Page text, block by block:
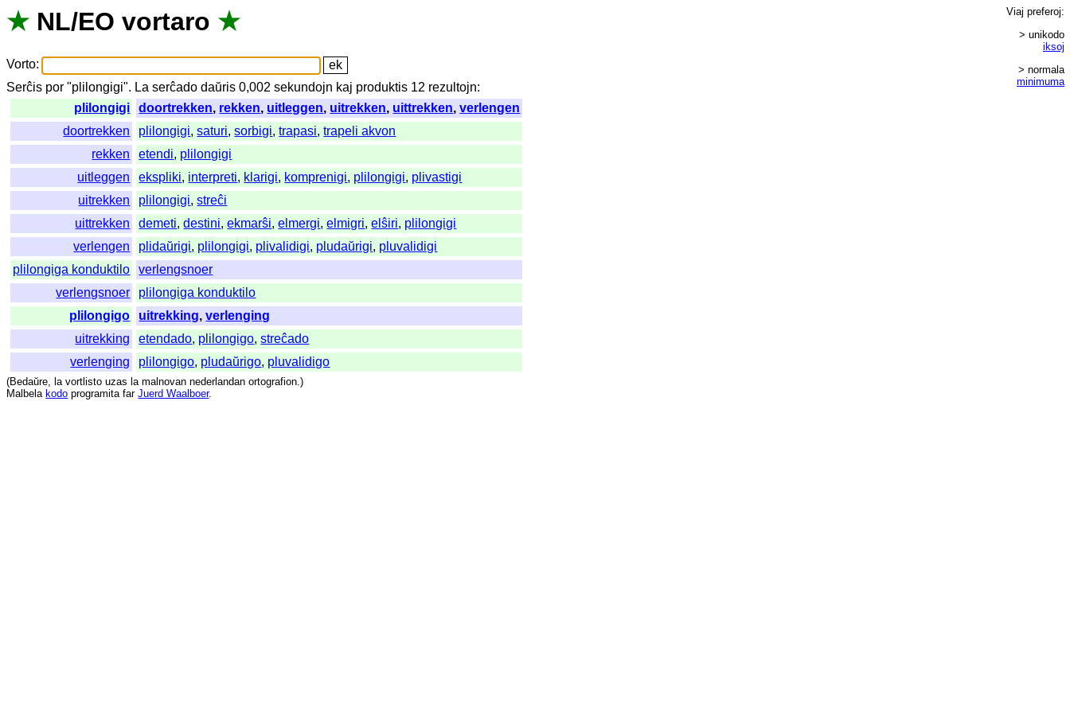
★ NL/EO vortaro ★
Vorto:
Serĉis por "plilongigi". La serĉado daŭris 0,002sekundojn kaj produktis 12 rezultojn:
plilongigi
doortrekken, rekken, uitleggen, uitrekken, uittrekken,verlengen
doortrekken
plilongigi,saturi,sorbigi,trapasi,trapeli akvon
rekken
etendi, plilongigi
uitleggen
ekspliki, interpreti, klarigi, komprenigi, plilongigi, plivastigi
uitrekken
plilongigi,streĉi
uittrekken
demeti,destini,ekmarŝi,elmergi,elmigri,elŝiri, plilongigi
verlengen
plidaŭrigi, plilongigi, plivalidigi, pludaŭrigi, pluvalidigi
plilongiga konduktilo
verlengsnoer
verlengsnoer
plilongiga konduktilo
plilongigo
uitrekking,verlenging
uitrekking
etendado, plilongigo,streĉado
verlenging
plilongigo, pludaŭrigo, pluvalidigo
Viaj preferoj:
> unikodo
iksoj
> normala
minimuma
(Bedaŭre, la vortlisto uzas la malnovan nederlandan ortografion.)
Malbela kodo programita far Juerd Waalboer.